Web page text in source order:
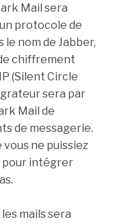
Mail sera
protocole de
le nom de Jabber,
chiffrement
(Silent Circle
sera par
Mail de
de messagerie.
vous ne puissiez
pour intégrer
mails sera